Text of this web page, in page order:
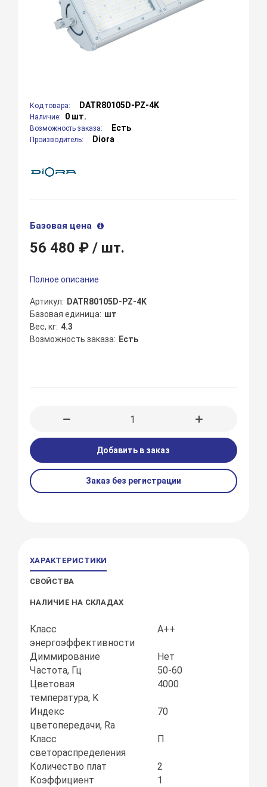
Код товара: DATR80105D-PZ-4K
Наличие: 0 шт.
Возможность заказа: Есть
Производитель: Diora
Базовая цена
56 480 ₽/ шт.
Полное описание
Артикул
DATR80105D-PZ-4K
Базовая единица шт
Вес, кг 4.3
Возможность заказа
Есть
Добавить в заказ
Заказ без регистрации
ХАРАКТЕРИСТИКИ
СВОЙСТВА
НАЛИЧИЕ НА СКЛАДАХ
Класс
энергоэффективности
А++
Диммирование
Нет
Частота, Гц
50-60
Цветовая
температура, K
4000
Индекс
цветопередачи, Ra
70
Класс
светораспределения
П
Количество плат
2
Коэффициент
1